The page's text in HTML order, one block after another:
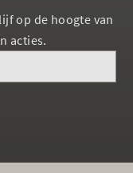
op de hoogte van
acties.